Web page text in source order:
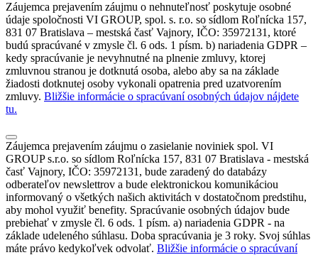
Záujemca prejavením záujmu o nehnuteľnosť poskytuje osobné
údaje spoločnosti VI GROUP, spol. s. r.o. so sídlom Roľnícka 157,
831 07 Bratislava – mestská časť Vajnory, IČO: 35972131, ktoré
budú spracúvané v zmysle čl. 6 ods. 1 písm. b) nariadenia GDPR –
kedy spracúvanie je nevyhnutné na plnenie zmluvy, ktorej
zmluvnou stranou je dotknutá osoba, alebo aby sa na základe
žiadosti dotknutej osoby vykonali opatrenia pred uzatvorením
zmluvy. Bližšie informácie o spracúvaní osobných údajov nájdete
tu.
Záujemca prejavením záujmu o zasielanie noviniek spol. VI
GROUP s.r.o. so sídlom Roľnícka 157, 831 07 Bratislava - mestská
časť Vajnory, IČO: 35972131, bude zaradený do databázy
odberateľov newslettrov a bude elektronickou komunikáciou
informovaný o všetkých našich aktivitách v dostatočnom predstihu,
aby mohol využiť benefity. Spracúvanie osobných údajov bude
prebiehať v zmysle čl. 6 ods. 1 písm. a) nariadenia GDPR - na
základe udeleného súhlasu. Doba spracúvania je 3 roky. Svoj súhlas
máte právo kedykoľvek odvolať. Bližšie informácie o spracúvaní